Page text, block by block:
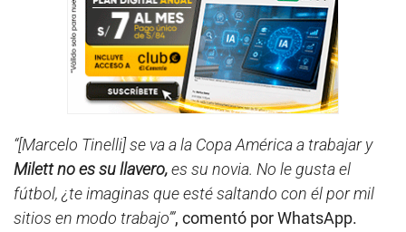
“[Marcelo Tinelli] se va a la Copa América a trabajar y
Milett no es su llavero,es su novia. No le gusta el
fútbol, ¿te imaginas que esté saltando con él por mil
sitios en modo trabajo’”, comentó por WhatsApp.